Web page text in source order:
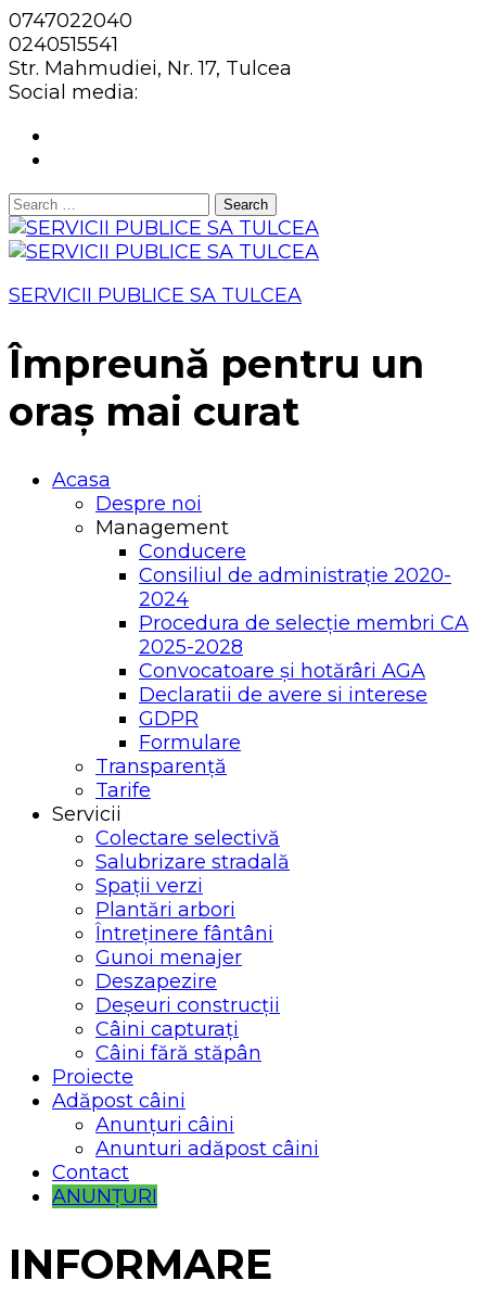
0747022040
0240515541
Str. Mahmudiei, Nr. 17, Tulcea
Social media:
Search
for:
SERVICII PUBLICE SA TULCEA
Împreună pentru un
oraș mai curat
Acasa
Despre noi
Management
Conducere
Consiliul de administrație 2020-
2024
Procedura de selecție membri CA
2025-2028
Convocatoare și hotărâri AGA
Declaratii de avere si interese
GDPR
Formulare
Transparență
Tarife
Servicii
Colectare selectivă
Salubrizare stradală
Spații verzi
Plantări arbori
Întreținere fântâni
Gunoi menajer
Deszapezire
Deșeuri construcții
Câini capturați
Câini fără stăpân
Proiecte
Adăpost câini
Anunțuri câini
Anunturi adăpost câini
Contact
ANUNȚURI
INFORMARE